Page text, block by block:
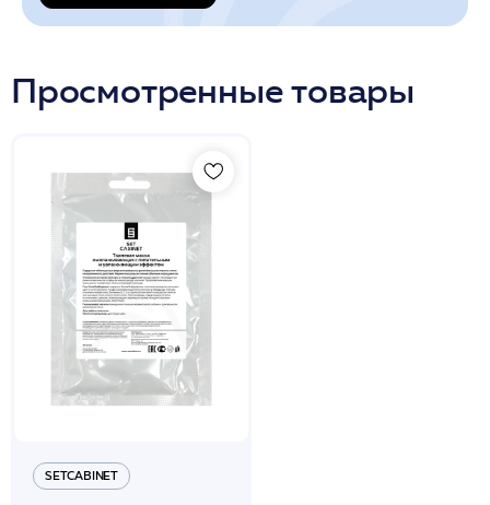
Просмотренные товары
SETCABINET